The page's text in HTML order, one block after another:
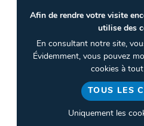
Termes et
Politique de
Gestion des
Afin de rendre votre visite
utilise des
En consultant notre site,
Évidemment, vous pouvez
cookies à
TOUS LES
Uniquement les